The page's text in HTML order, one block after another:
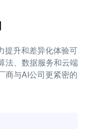
提升和差异化体验可
法、数据服务和云端
商与AI公司更紧密的